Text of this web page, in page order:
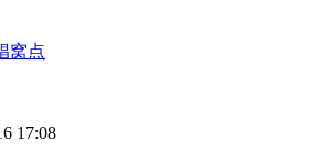
17:08